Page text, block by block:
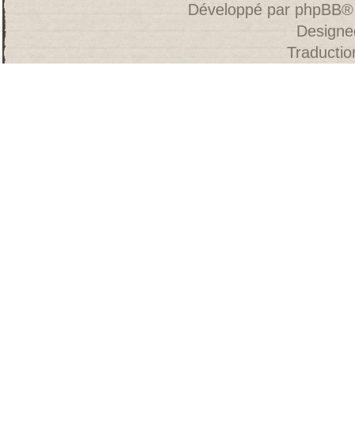
Développé par phpBB®